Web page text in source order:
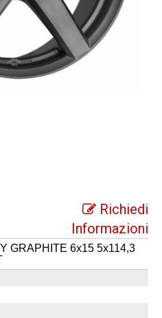
Richiedi
Informazioni
GRAPHITE 6x15 5x114,3